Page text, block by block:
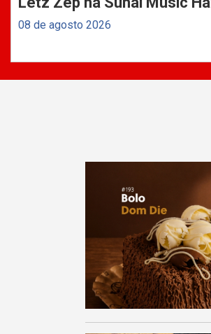
08 de agosto 2026